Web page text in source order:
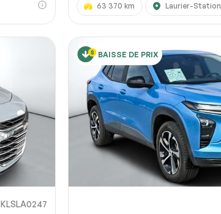
63 370 km Laurier-Station
KLSLA0247
BAISSE DE PRIX